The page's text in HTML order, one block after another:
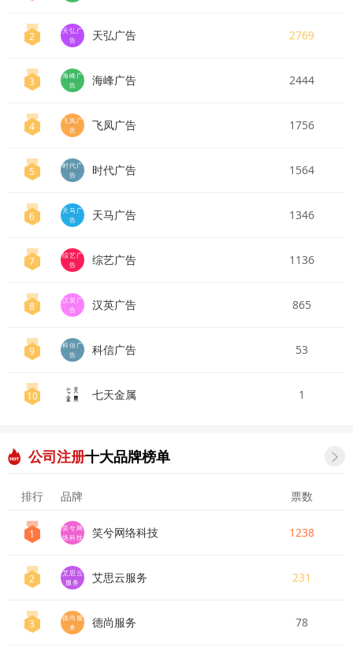
2
天弘广
告
天弘广告 2769
3
海峰广
告
海峰广告 2444
4
飞凤广
告
飞凤广告 1756
5
时代广
告
时代广告 1564
6
天马广
告
天马广告 1346
7
综艺广
告
综艺广告 1136
8
汉英广
告
汉英广告 865
9
科信广
告
科信广告 53
10 七天金属 1
公司注册十大品牌榜单 
排行 品牌 票数
1
笑兮网
络科技
笑兮网络科技 1238
2
艾思云
服务
艾思云服务 231
3
德尚服
务
德尚服务 78